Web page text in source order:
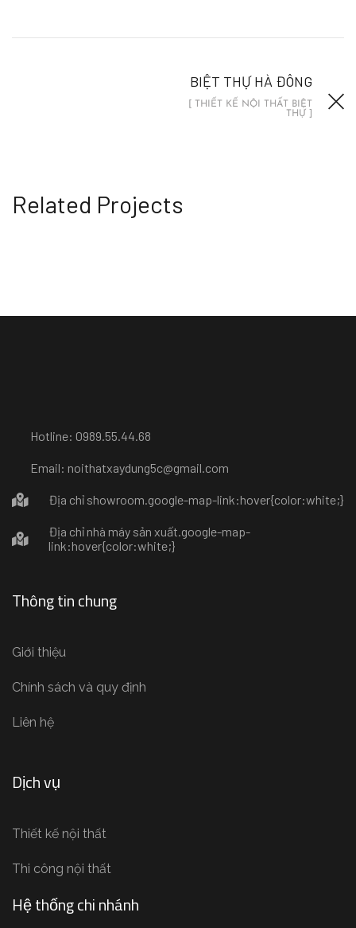
BIỆT THỰ HÀ ĐÔNG
[ THIẾT KẾ NỘI THẤT BIỆT
THỰ ]
Related Projects
Hotline: 0989.55.44.68
Email: noithatxaydung5c@gmail.com
Địa chỉ showroom.google-map-link:hover{color:white;}
Địa chỉ nhà máy sản xuất.google-map-
link:hover{color:white;}
Thông tin chung
Giới thiệu
Chính sách và quy định
Liên hệ
Dịch vụ
Thiết kế nội thất
Thi công nội thất
Hệ thống chi nhánh